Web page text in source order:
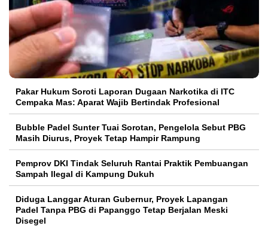
Pakar Hukum Soroti Laporan Dugaan Narkotika di ITC
Cempaka Mas: Aparat Wajib Bertindak Profesional
Bubble Padel Sunter Tuai Sorotan, Pengelola Sebut PBG
Masih Diurus, Proyek Tetap Hampir Rampung
Pemprov DKI Tindak Seluruh Rantai Praktik Pembuangan
Sampah Ilegal di Kampung Dukuh
Diduga Langgar Aturan Gubernur, Proyek Lapangan
Padel Tanpa PBG di Papanggo Tetap Berjalan Meski
Disegel